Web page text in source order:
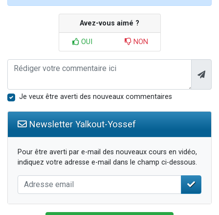
Avez-vous aimé ?
OUI NON
Je veux être averti des nouveaux commentaires
Newsletter Yalkout-Yossef
Pour être averti par e-mail des nouveaux cours en vidéo,
indiquez votre adresse e-mail dans le champ ci-dessous.